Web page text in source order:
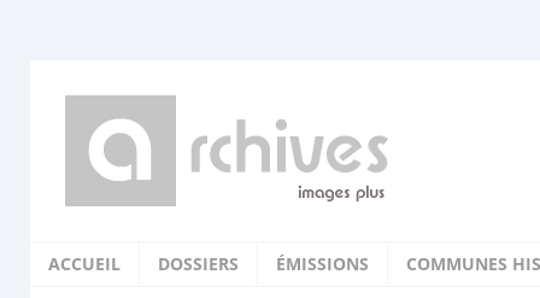
ACCUEIL DOSSIERS ÉMISSIONS COMMUNES